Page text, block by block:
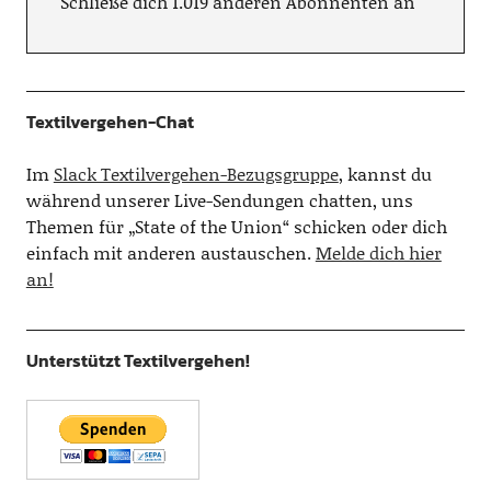
Textilvergehen-Chat
Im Slack Textilvergehen-Bezugsgruppe, kannst du
während unserer Live-Sendungen chatten, uns
Themen für „State of the Union“ schicken oder dich
einfach mit anderen austauschen.Melde dich hier
an!
Unterstützt Textilvergehen!